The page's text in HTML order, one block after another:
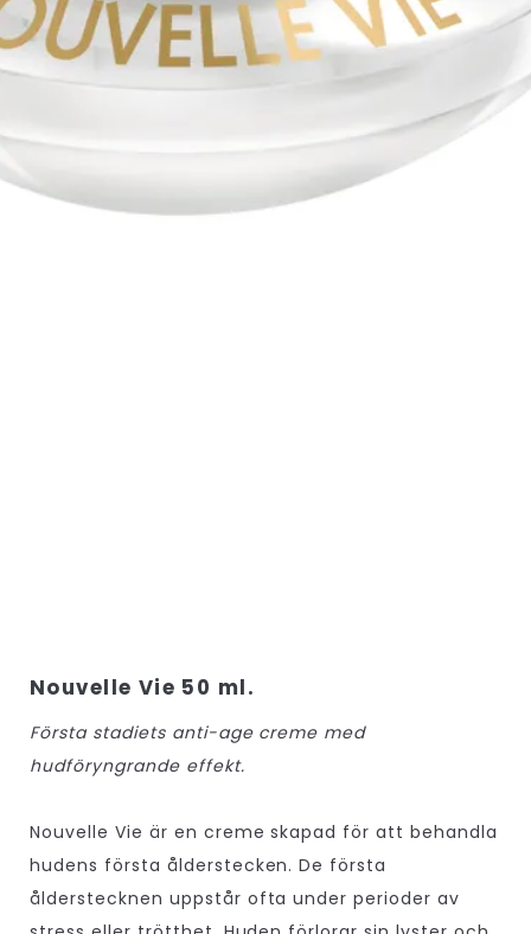
Nouvelle Vie 50 ml.
Första stadiets anti-age creme med
hudföryngrande effekt.
Nouvelle Vie är en creme skapad för att behandla
hudens första ålderstecken. De första
ålderstecknen uppstår ofta under perioder av